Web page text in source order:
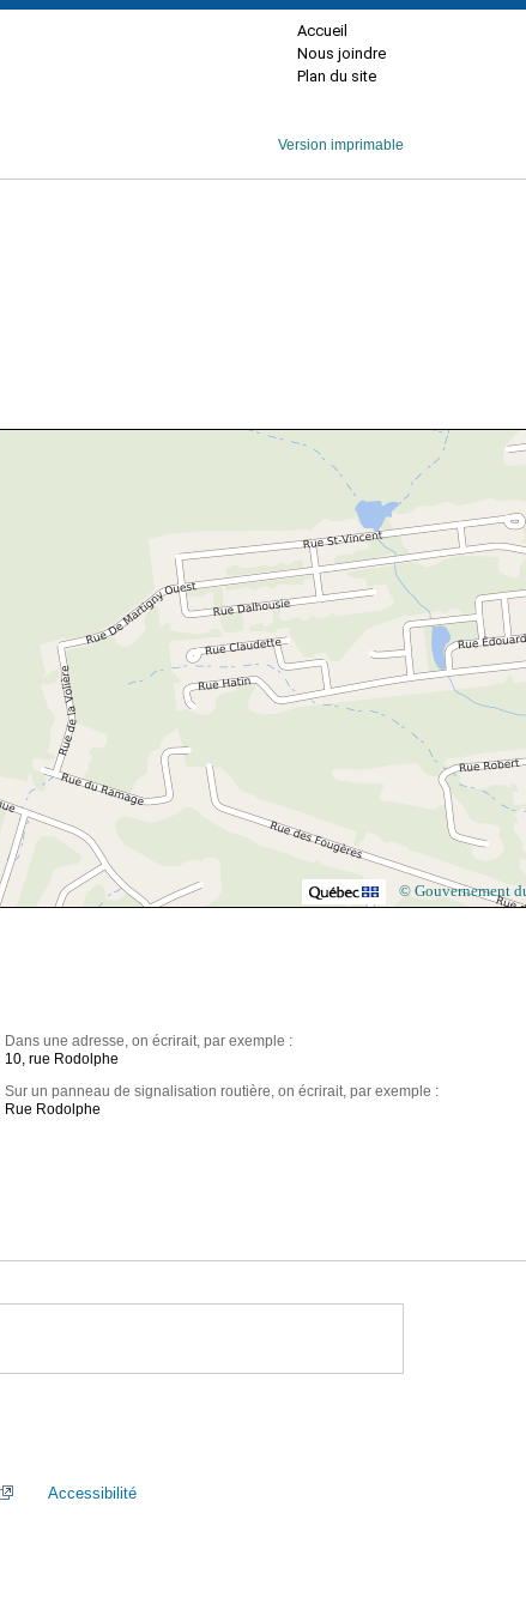
Accueil
Nous joindre
Plan du site
Version imprimable
© Gouvernement
Dans une adresse, on écrirait, par exemple :
10, rue Rodolphe
Sur un panneau de signalisation routière, on écrirait, par exemple :
Rue Rodolphe
Accessibilité